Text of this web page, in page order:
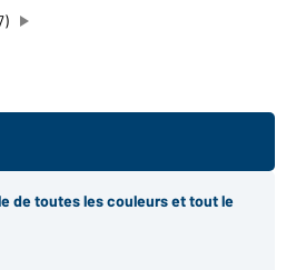
de toutes les couleurs et tout le